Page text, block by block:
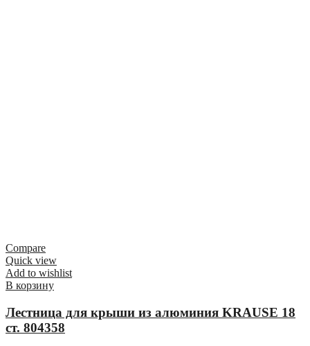
Compare
Quick view
Add to wishlist
В корзину
Лестница для крыши из алюминия KRAUSE 18
ст. 804358